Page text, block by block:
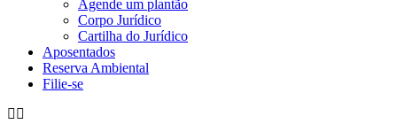
Agende um plantão
Corpo Jurídico
Cartilha do Jurídico
Aposentados
Reserva Ambiental
Filie-se